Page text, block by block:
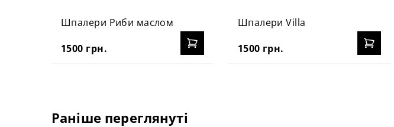
Шпалери Риби маслом
1500 грн.
Шпалери Villa
1500 грн.
Раніше переглянуті